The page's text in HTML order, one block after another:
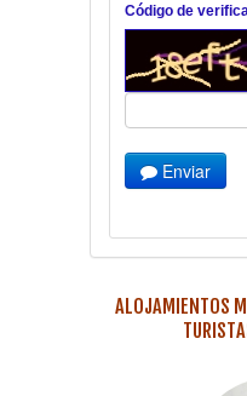
Código de
Enviar
ALOJAMIENTOS